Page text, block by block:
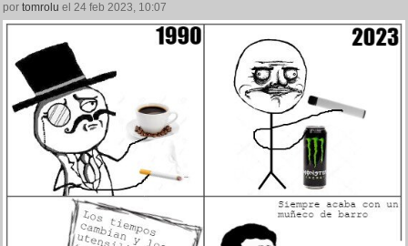
por tomrolu el 24 feb 2023, 10:07